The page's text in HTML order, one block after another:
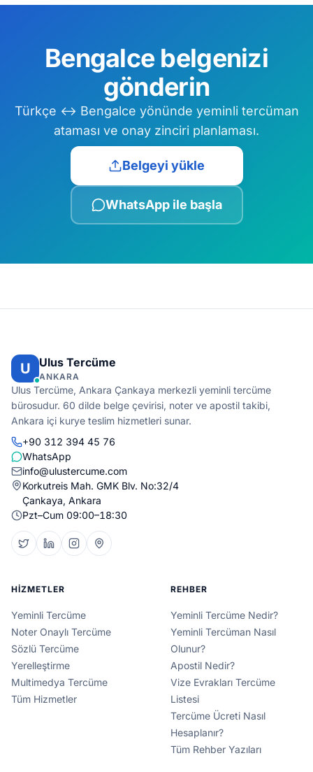
Bengalce belgenizi
gönderin
Türkçe ↔ Bengalce yönünde yeminli tercüman
ataması ve onay zinciri planlaması.
Belgeyi yükle
WhatsApp ile başla
U Ulus Tercüme
ANKARA
Ulus Tercüme, Ankara Çankaya merkezli yeminli tercüme
bürosudur. 60 dilde belge çevirisi, noter ve apostil takibi,
Ankara içi kurye teslim hizmetleri sunar.
+90 312 394 45 76
WhatsApp
info@ulustercume.com
Korkutreis Mah. GMK Blv. No:32/4
Çankaya, Ankara
Pzt–Cum 09:00–18:30
HIZMETLER
Yeminli Tercüme
Noter Onaylı Tercüme
Sözlü Tercüme
Yerelleştirme
Multimedya Tercüme
Tüm Hizmetler
REHBER
Yeminli Tercüme Nedir?
Yeminli Tercüman Nasıl
Olunur?
Apostil Nedir?
Vize Evrakları Tercüme
Listesi
Tercüme Ücreti Nasıl
Hesaplanır?
Tüm Rehber Yazıları